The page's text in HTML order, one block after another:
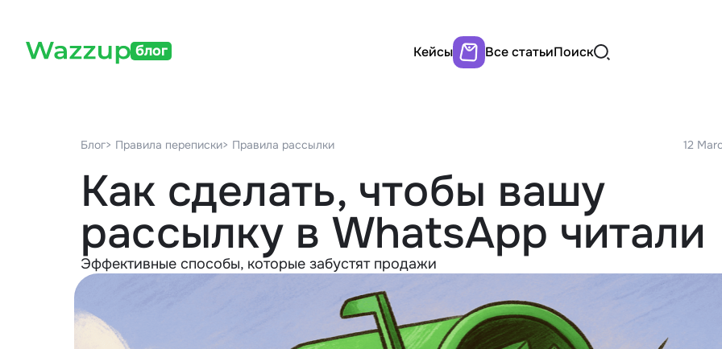
блог Кейсы Все статьиПоиск
Блог> Правила переписки> Правила рассылки 12
Как сделать, чтобы вашу
рассылку в WhatsApp читали
Эффективные способы, которые забустят продажи